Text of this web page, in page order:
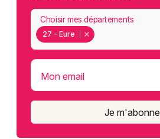
27 - Eure
Choisir mes départements
Mon email
Je m'abonne